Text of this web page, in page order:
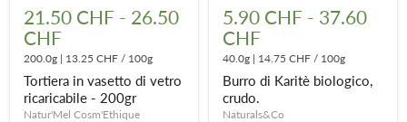
in
vasetto
di
vetro
ricaricabile
200gr
21.50 CHF - 26.50
CHF
200.0g | 13.25 CHF / 100g
Tortiera in vasetto di vetro
ricaricabile - 200gr
Natur'Mel Cosm'Ethique
di
Karitè
biologico,
crudo.
5.90 CHF - 37.60
CHF
40.0g | 14.75 CHF / 100g
Burro di Karitè biologico,
crudo.
Naturals&Co